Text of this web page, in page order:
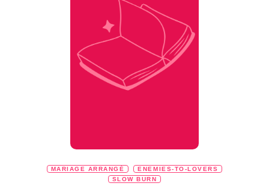
MARIAGE ARRANGÉ
ENEMIES-TO-LOVERS
SLOW BURN